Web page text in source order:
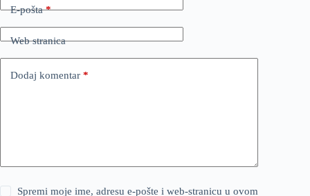
E-pošta*
Web stranica
Dodaj komentar *
Spremi moje ime, adresu e-pošte i web-stranicu u ovom